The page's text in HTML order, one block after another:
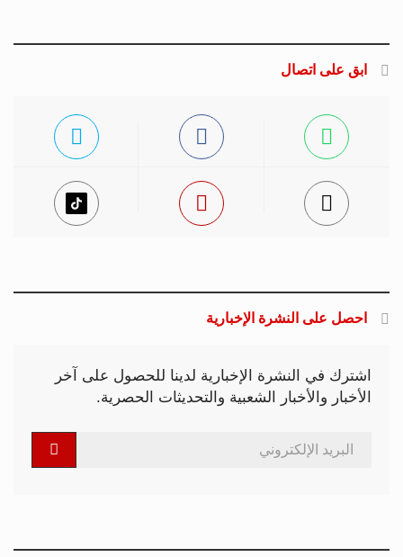
ابق على اتصال
احصل على النشرة الإخبارية
اشترك في النشرة الإخبارية لدينا للحصول على آخر
الأخبار والأخبار الشعبية والتحديثات الحصرية.